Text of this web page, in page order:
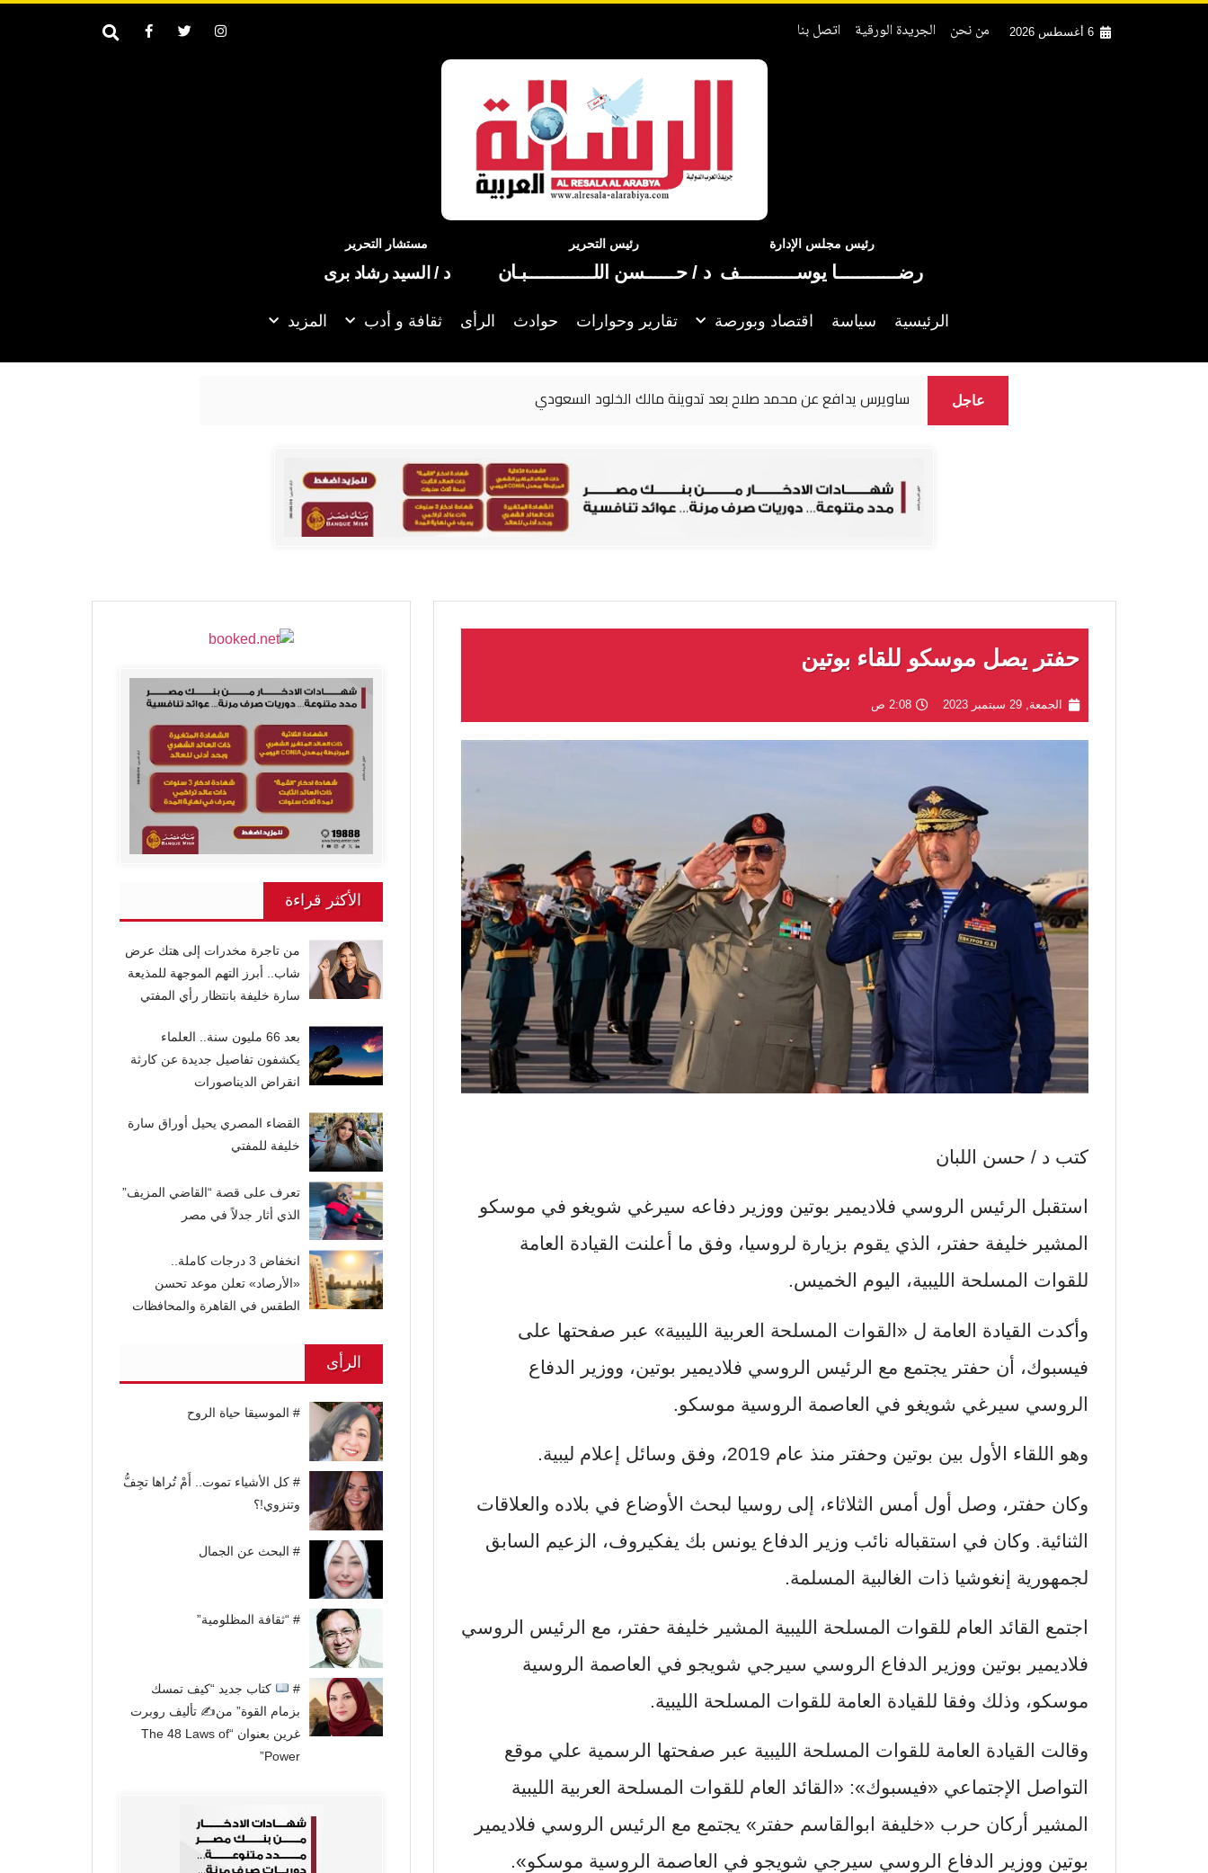
6 أغسطس 2026 من نحن الجريدة الورقية اتصل بنا
رئيس مجلس الإدارة
رضــــــــــــا يوســـــــــــف
رئيس التحرير
د / حــــــسن اللـــــــــــــبـان
مستشار التحرير
د / السيد رشاد برى
الرئيسية سياسة اقتصاد وبورصة تقارير وحوارات حوادث الرأى ثقافة و أدب المزيد
عاجل ساويرس يدافع عن محمد صلاح بعد تدوينة مالك الخلود السعودي
حفتر يصل موسكو للقاء بوتين
الجمعة, 29 سبتمبر 2023 2:08 ص
كتب د / حسن اللبان
استقبل الرئيس الروسي فلاديمير بوتين ووزير دفاعه سيرغي شويغو في موسكو
المشير خليفة حفتر، الذي يقوم بزيارة لروسيا، وفق ما أعلنت القيادة العامة
للقوات المسلحة الليبية، اليوم الخميس.
وأكدت القيادة العامة ل «القوات المسلحة العربية الليبية» عبر صفحتها على
فيسبوك، أن حفتر يجتمع مع الرئيس الروسي فلاديمير بوتين، ووزير الدفاع
الروسي سيرغي شويغو في العاصمة الروسية موسكو.
وهو اللقاء الأول بين بوتين وحفتر منذ عام 2019، وفق وسائل إعلام ليبية.
وكان حفتر، وصل أول أمس الثلاثاء، إلى روسيا لبحث الأوضاع في بلاده والعلاقات
الثنائية. وكان في استقباله نائب وزير الدفاع يونس بك يفكيروف، الزعيم السابق
لجمهورية إنغوشيا ذات الغالبية المسلمة.
اجتمع القائد العام للقوات المسلحة الليبية المشير خليفة حفتر، مع الرئيس الروسي
فلاديمير بوتين ووزير الدفاع الروسي سيرجي شويجو في العاصمة الروسية
موسكو، وذلك وفقا للقيادة العامة للقوات المسلحة الليبية.
وقالت القيادة العامة للقوات المسلحة الليبية عبر صفحتها الرسمية علي موقع
التواصل الإجتماعي «فيسبوك»: «القائد العام للقوات المسلحة العربية الليبية
المشير أركان حرب «خليفة ابوالقاسم حفتر» يجتمع مع الرئيس الروسي فلاديمير
بوتين ووزير الدفاع الروسي سيرجي شويجو في العاصمة الروسية موسكو».
الأكثر قراءة
من تاجرة مخدرات إلى هتك عرض
شاب.. أبرز التهم الموجهة للمذيعة
سارة خليفة بانتظار رأي المفتي
بعد 66 مليون سنة.. العلماء
يكشفون تفاصيل جديدة عن كارثة
انقراض الديناصورات
القضاء المصري يحيل أوراق سارة
خليفة للمفتي
تعرف على قصة “القاضي المزيف”
الذي أثار جدلاً في مصر
انخفاض 3 درجات كاملة..
«الأرصاد» تعلن موعد تحسن
الطقس في القاهرة والمحافظات
الرأى
# الموسيقا حياة الروح
# كل الأشياء تموت.. أَمْ تُراها تجِفُّ
وتنزوي!؟
# البحث عن الجمال
# “ثقافة المظلومية”
#
كتاب جديد “كيف تمسك
بزمام القوة” من✍ تأليف روبرت
غرين بعنوان “The 48 Laws of
Power”